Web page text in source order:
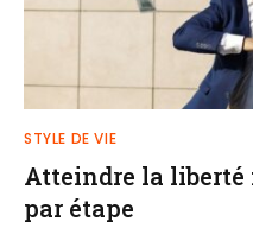
STYLE DE VIE
Atteindre la liberté
par étape